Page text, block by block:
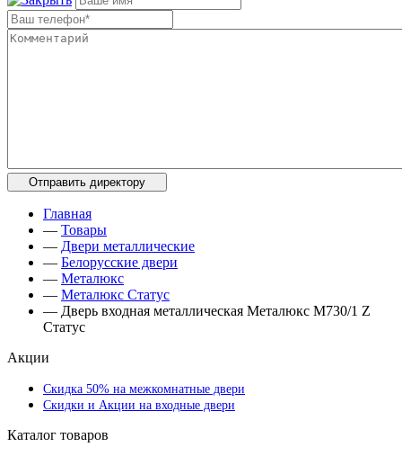
Главная
— Товары
— Двери металлические
— Белорусские двери
— Металюкс
— Металюкс Статус
— Дверь входная металлическая Металюкс М730/1 Z
Статус
Акции
Скидка 50% на межкомнатные двери
Скидки и Акции на входные двери
Каталог товаров